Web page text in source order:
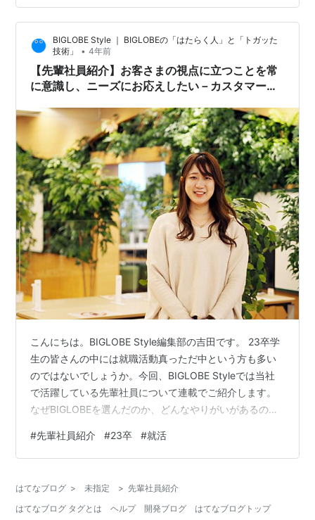
（しまの ふみこ）リアライズ事業本部 第2室 入社：2021
年4月新卒専攻：メディア論・メディアアート担当業務：
ビルエネルギーソリューション事業という新規事業に携
わっており、法人営業をメインに担当しています（取材
当時）。趣味：絵を…
BIGLOBE Style ｜ BIGLOBEの「はたらく人」と「トガッた
技術」
• 4年前
【先輩社員紹介】お客さまの視点に立つことを常
に意識し、ニーズにお応えしたい－カスタマーサ
こんにちは。BIGLOBE Style編集部の吉田です。 23卒学
生の皆さんの中には就職活動真っただ中という方も多い
のではないでしょうか。今回、BIGLOBE Styleでは当社
で活躍している先輩社員について連載でご紹介します。
なぜBIGLOBEを選んだのか、どんなやりがいがあるのか
てると幸いです。 連載第1弾は、お客さま向けアウトバウ
ンドコールセンターの企画を担う「カスタマーサポート
彩夏 (たしろ あやか)営業統括本部 コンシューママーケテ
ィング部 アウトバウンドグループ 入社：2018年…
#先輩社員紹介 #23卒 #就活
はてなブログ > 未指定 > 先輩社員紹介
はてなブログ タグとは
ヘルプ 開発ブログ はてなブログトップ